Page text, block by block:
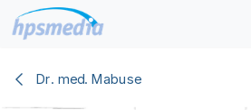
Zum Inhalt springen
Dr. med. Mabuse